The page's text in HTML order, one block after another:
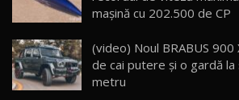
23
Lynk & Co 01 / Test Drive
25:19
maşină cu 202.500 de CP
(video) Noul BRABUS
de cai putere şi o gardă
metru